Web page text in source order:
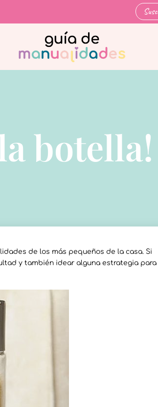
botella!
de los más pequeños de la casa. Si
y también idear alguna estrategia para